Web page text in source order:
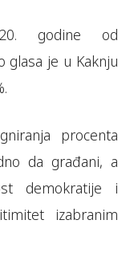
godine od
glasa je u Kaknju
procenta
da građani, a
demokratije i
izabranim